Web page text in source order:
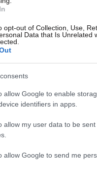
opt-out of Collection, Use,
Data that Is Unrelated
allow Google to enable
identifiers in apps.
allow my user data to be
allow Google to send me
τον κορυφαίο
έχει ως εξής:
Αγγλία) 18
Μεξικό) 18
Ελλάδα) 18
Γουινέα) 16
Γαλλία) 15 γκολ σε
Αργεντινή) 14
Σίτι/